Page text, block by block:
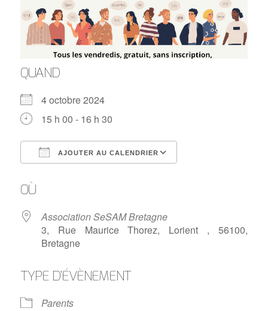
QUAND
4 octobre 2024
15 h 00 - 16 h 30
AJOUTER AU CALENDRIER
OÙ
Association SeSAM Bretagne
3, Rue Maurice Thorez, Lorient , 56100,
Bretagne
TYPE D’ÉVÈNEMENT
Parents